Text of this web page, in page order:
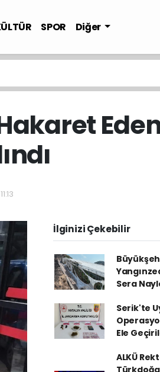
SPOR Diğer
İlginizi Çekebilir
Sera
Serik'te
Ele
ALKÜ